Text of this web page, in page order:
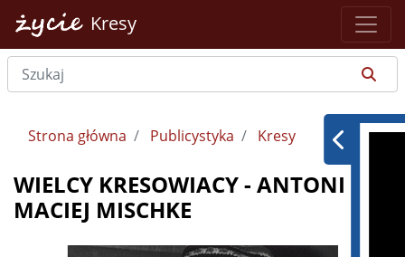
Kresy
Strona główna Publicystyka Kresy
WIELCY KRESOWIACY - ANTONI
MACIEJ MISCHKE